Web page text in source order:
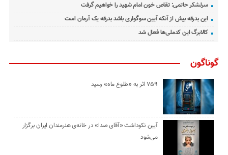
سرلشکر حاتمی: تقاص خون امام شهید را خواهیم گرفت
این بدرقه بیش از آنکه آیین سوگواری باشد بدرقه یک آرمان است
کالابرگ این کدملی‌ها فعال شد
گوناگون
۷۵۹ اثر به «طلوع ماه» رسید
آیین نکوداشت «آقای صدا» در خانه‌ی هنرمندان ایران برگزار
می‌شود